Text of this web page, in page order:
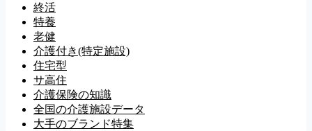
終活
特養
老健
介護付き(特定施設)
住宅型
サ高住
介護保険の知識
全国の介護施設データ
大手のブランド特集